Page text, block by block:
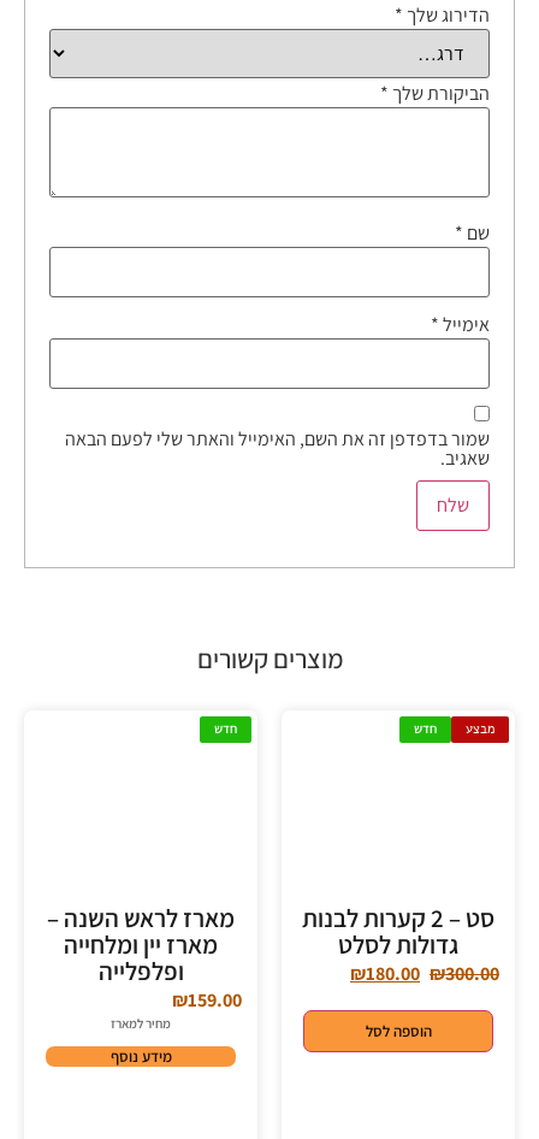
הדירוג שלך *
הביקורת שלך *
שם *
אימייל*
שמור בדפדפן זה את השם, האימייל והאתר שלי לפעם הבאה
שאגיב.
מוצרים קשורים
מבצע חדש
סט – 2 קערות לבנות
גדולות לסלט
₪300.00
₪180.00
הוספה לסל
חדש
מארז לראש השנה –
מארז יין ומלחייה
ופלפלייה
₪159.00
מחיר למארז
מידע נוסף